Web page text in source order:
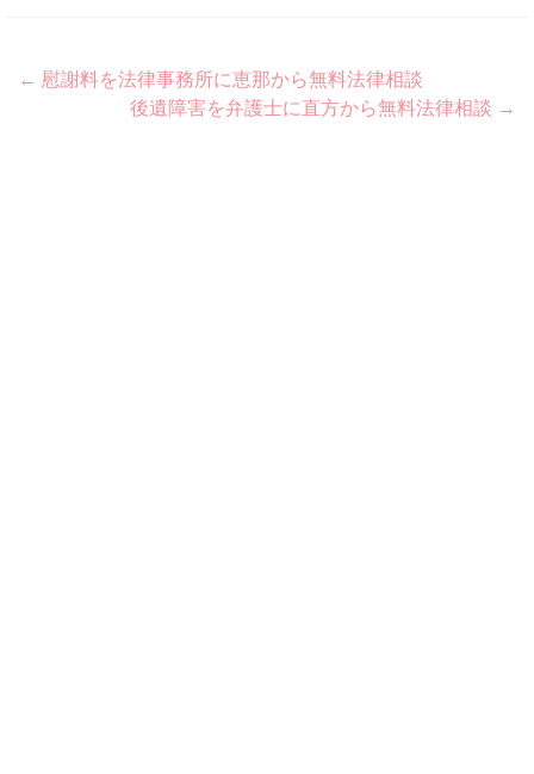
Post
navigation
← 慰謝料を法律事務所に恵那から無料法律相談
後遺障害を弁護士に直方から無料法律相談 →